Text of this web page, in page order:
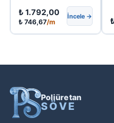
₺ 1.792,00
₺ 746,67/m
İncele →
Poliüretan
SÖVE